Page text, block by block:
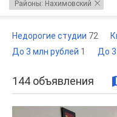
Районы: Нахимовский
Недорогие студии 72
До 3 млн рублей 1 До 3
144 объявления